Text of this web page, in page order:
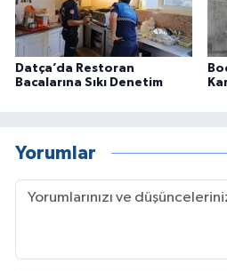
Datça’da Restoran
Bacalarına Sıkı Denetim
Yorumlar